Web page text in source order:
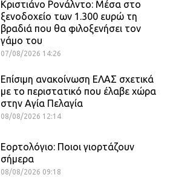
Κριστιάνο Ρονάλντο: Μέσα στο
ξενοδοχείο των 1.300 ευρώ τη
βραδιά που θα φιλοξενήσει τον
γάμο του
07/08/2026 14:26
Επίσιμη ανακοίνωση ΕΛΑΣ σχετικά
με το περιστατικό που έλαβε χώρα
στην Αγία Πελαγία
08/08/2026 12:14
Εορτολόγιο: Ποιοι γιορτάζουν
σήμερα
08/08/2026 09:18